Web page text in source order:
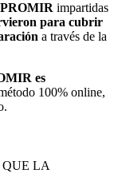
PROMIR impartidas
para cubrir
a través de la
es
100% online,
LA